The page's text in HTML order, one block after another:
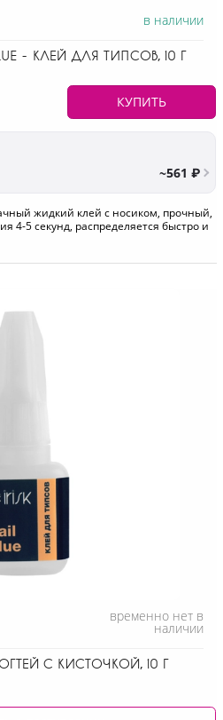
в наличии
- КЛЕЙ ДЛЯ ТИПСОВ, 10 Г
КУПИТЬ
~561 ₽
жидкий клей с носиком, прочный,
4-5 секунд, распределяется быстро и
временно нет в
наличии
С КИСТОЧКОЙ, 10 Г